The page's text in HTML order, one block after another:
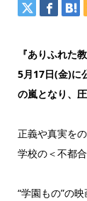
『ありふれた
5月17日(金)に
の嵐となり、
正義や真実を
学校の＜不都
“学園もの”の